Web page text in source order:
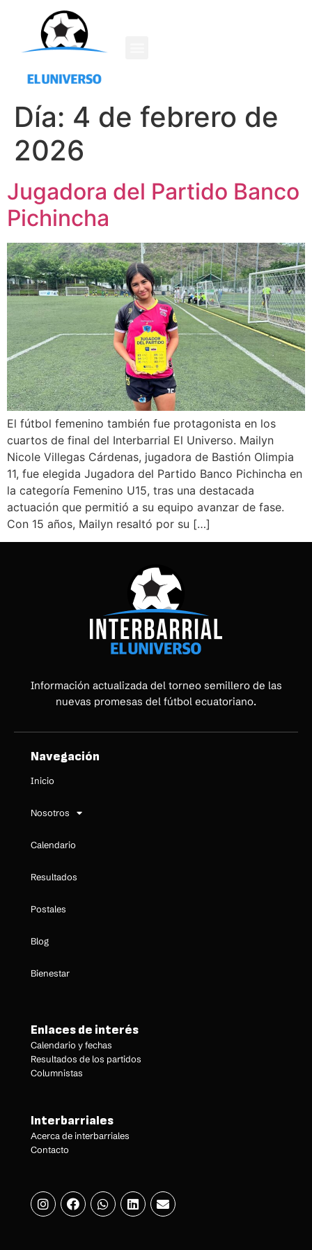
Día: 4 de febrero de
2026
Jugadora del Partido Banco
Pichincha
El fútbol femenino también fue protagonista en los
cuartos de final del Interbarrial El Universo. Mailyn
Nicole Villegas Cárdenas, jugadora de Bastión Olimpia
11, fue elegida Jugadora del Partido Banco Pichincha en
la categoría Femenino U15, tras una destacada
actuación que permitió a su equipo avanzar de fase.
Con 15 años, Mailyn resaltó por su […]
Información actualizada del torneo semillero de las
nuevas promesas del fútbol ecuatoriano.
Navegación
Inicio
Nosotros
Calendario
Resultados
Postales
Blog
Bienestar
Enlaces de interés
Calendario y fechas
Resultados de los partidos
Columnistas
Interbarriales
Acerca de interbarriales
Contacto